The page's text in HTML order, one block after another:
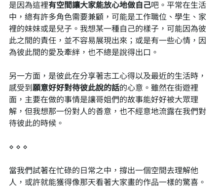
是因為這裡有空間讓大家能放心地做自己吧。平常在生活
中，總有許多角色需要兼顧，可能是工作職位、學生、家
裡的妹妹或是兒子。我想某一種自己的樣子，可能因為彼
此之間的責任，並不容易展現出來；或是有一些心情，因
為彼此間的愛及牽絆，也不總是說得出口。
另一方面，是彼此在分享著志工心得以及最近的生活時，
感受到願意好好對待彼此說的話的心意。雖然在街遊裡
面，主要在做的事情是讓哥姐們的故事能好好被大眾理
解，但我想那一份對人的善意，也不經意地流露在我們對
待彼此的時候。
⋄ ⋄ ⋄
當我們試著在忙碌的日常之中，撐出一個空間去理解他
人，或許就能獲得像那天看著大家畫的作品一樣的驚喜。